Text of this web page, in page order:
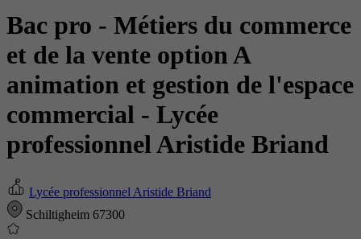
Bac pro - Métiers du commerce
et de la vente option A
animation et gestion de l'espace
commercial - Lycée
professionnel Aristide Briand
Lycée professionnel Aristide Briand
Schiltigheim 67300